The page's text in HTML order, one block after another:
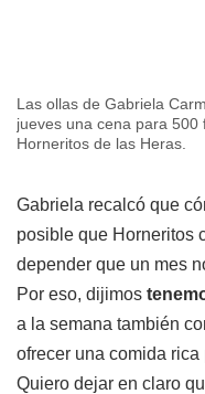
Las ollas de Gabriela
jueves una cena para
Horneritos de las Heras.
Gabriela recalcó que
posible que Horneritos
depender que un mes
Por eso, dijimos
a la semana también
ofrecer una comida
Quiero dejar en claro